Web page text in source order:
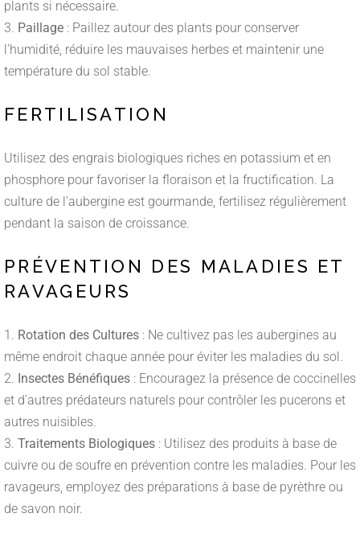
plants si nécessaire.
Paillage : Paillez autour des plants pour conserver
l’humidité, réduire les mauvaises herbes et maintenir une
température du sol stable.
FERTILISATION
Utilisez des engrais biologiques riches en potassium et en
phosphore pour favoriser la floraison et la fructification. La
culture de l’aubergine est gourmande, fertilisez régulièrement
pendant la saison de croissance.
PRÉVENTION DES MALADIES ET
RAVAGEURS
Rotation des Cultures : Ne cultivez pas les aubergines au
même endroit chaque année pour éviter les maladies du sol.
Insectes Bénéfiques : Encouragez la présence de coccinelles
et d’autres prédateurs naturels pour contrôler les pucerons et
autres nuisibles.
Traitements Biologiques : Utilisez des produits à base de
cuivre ou de soufre en prévention contre les maladies. Pour les
ravageurs, employez des préparations à base de pyrèthre ou
de savon noir.